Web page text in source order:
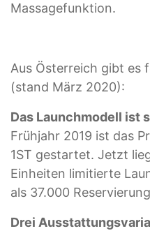
Massagefunktion.
Aus Österreich gibt es
(stand März 2020):
Das Launchmodell ist
Frühjahr 2019 ist das
1ST gestartet. Jetzt
Einheiten limitierte
als 37.000
Drei